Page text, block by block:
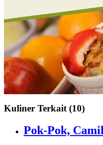
Kuliner Terkait (10)
Pok-Pok,